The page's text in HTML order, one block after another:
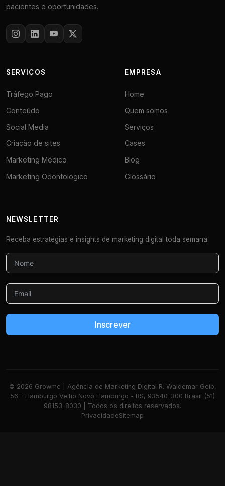
pacientes e oportunidades.
SERVIÇOS
Tráfego Pago
Conteúdo
Social Media
Criação de sites
Marketing Médico
Marketing Odontológico
EMPRESA
Home
Quem somos
Serviços
Cases
Blog
Glossário
NEWSLETTER
Receba estratégias e insights de marketing digital toda semana.
Inscrever
© 2026 Growme | Agência de Marketing Digital R. Waldemar Geib,
56 - Hamburgo Velho Novo Hamburgo - RS, 93540-300 Brasil (51)
98153-8030 | Todos os direitos reservados.
PrivacidadeSitemap